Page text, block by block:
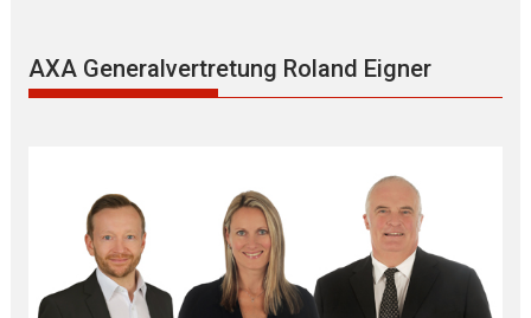
AXA Generalvertretung Roland Eigner